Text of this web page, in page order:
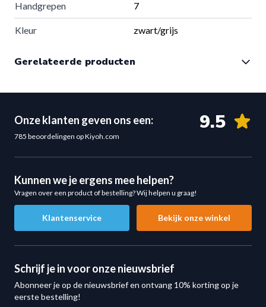
Metselzand
Garantie
Licht commercieel gebruik:3 jaar
MP7012 Competitie Sandbag 10 kg
de perfecte keuze.
Een lichte en veelzijdige
voor het opbouwen van
Handgrepen 7
Kleur zwart/grijs
Gerelateerde producten
Onze klanten geven ons een:
785 beoordelingen op Kiyoh.com
9.5
Kunnen we je ergens mee helpen?
Vragen over een product of bestelling? Wij helpen u graag!
Klantenservice Bekijk onze winkel
Schrijf je in voor onze nieuwsbrief
Abonneer je op de nieuwsbrief en ontvang 10% korting op je
eerste bestelling!